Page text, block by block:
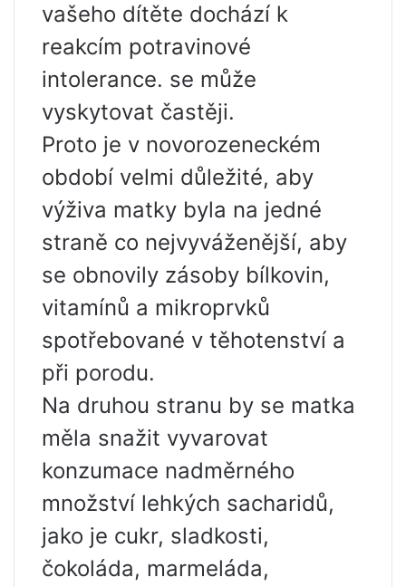
vašeho dítěte dochází k
reakcím potravinové
intolerance. se může
vyskytovat častěji.
Proto je v novorozeneckém
období velmi důležité, aby
výživa matky byla na jedné
straně co nejvyváženější, aby
se obnovily zásoby bílkovin,
vitamínů a mikroprvků
spotřebované v těhotenství a
při porodu.
Na druhou stranu by se matka
měla snažit vyvarovat
konzumace nadměrného
množství lehkých sacharidů,
jako je cukr, sladkosti,
čokoláda, marmeláda,